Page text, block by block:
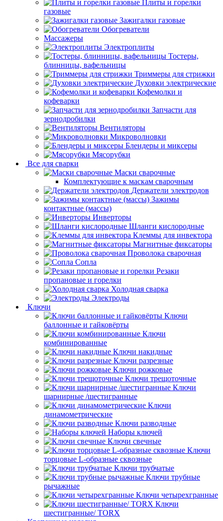
Плиты и горелки
газовые
Зажигалки газовые
Обогреватели
Массажеры
Электроплиты
Тостеры,
блинницы, вафельницы
Триммеры для стрижки
Духовки электрические
Кофемолки и
кофеварки
Запчасти для
зернодробилки
Вентиляторы
Микроволновки
Блендеры и миксеры
Мясорубки
Все для сварки
Маски сварочные
Комплектующие к маскам сварочным
Держатели электродов
Зажимы
контактные (массы)
Инверторы
Шланги кислородные
Клеммы для инвектора
Магнитные фиксаторы
Проволока сварочная
Сопла
Резаки
пропановые и горелки
Холодная сварка
Электроды
Ключи
Ключи
баллонные и гайковёрты
Ключи
комбинированные
Ключи накидные
Ключи разрезные
Ключи рожковые
Ключи трещоточные
Ключи
шарнирные /шестигранные
Ключи
динамометрические
Ключи разводные
Наборы ключей
Ключи свечные
Ключи
торцовые L-образные сквозные
Ключи трубчатые
Ключи трубные
рычажные
Ключи четырехгранные
Ключи
шестигранные/ TORX